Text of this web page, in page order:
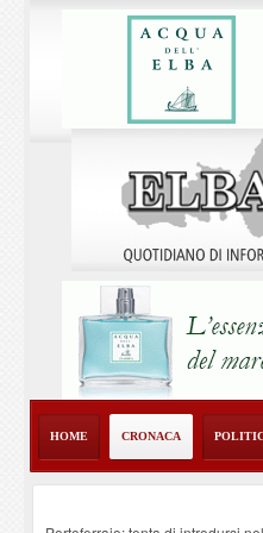
HOME CRONACA